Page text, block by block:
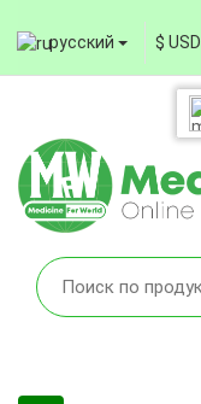
русский $ USD